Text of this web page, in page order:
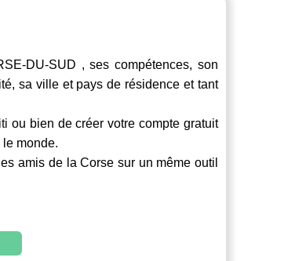
DU-SUD , ses compétences, son
sa ville et pays de résidence et tant
ou bien de créer votre compte gratuit
monde.
amis de la Corse sur un même outil